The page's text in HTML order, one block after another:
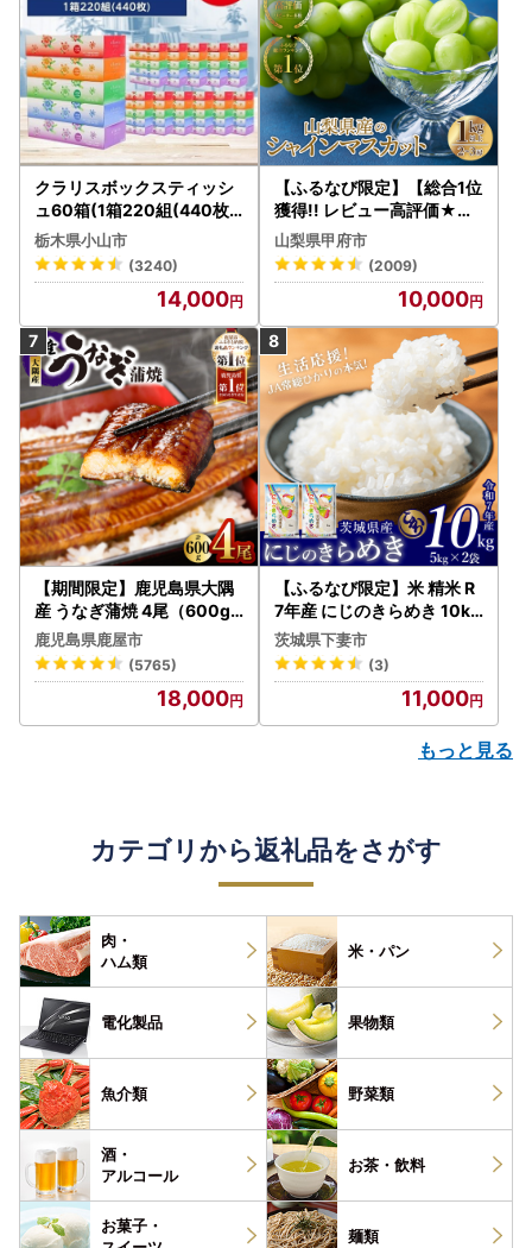
クラリスボックスティッシ
ュ60箱(1箱220組(440枚))
(5個入り×12セット)【配送
不可地域：離島・沖縄県】
【1256759】
栃木県小山市
(3240)
14,000
【ふるなび限定】【総合1位
獲得!! レビュー高評価★】
〈2026年度配送分〉山梨
県産 シャインマスカット 2
～3房（1.0kg以上）シャイ
ン フルーツ FN-Limited-S
P
山梨県甲府市
(2009)
10,000
【期間限定】鹿児島県大隅
産 うなぎ蒲焼 4尾（600g
） KN007-004-04-cp18
うなぎ 鰻 魚 惣菜 総菜
鹿児島県鹿屋市
(5765)
18,000
【ふるなび限定】米 精米 R
7年産 にじのきらめき 10kg
10月 FN-Limited-PR
茨城県下妻市
(3)
11,000
もっと見る
カテゴリから返礼品をさがす
肉・
ハム類
米・パン
電化製品 果物類
魚介類 野菜類
酒・
アルコール
お茶・ 飲料
お菓子・
麺類